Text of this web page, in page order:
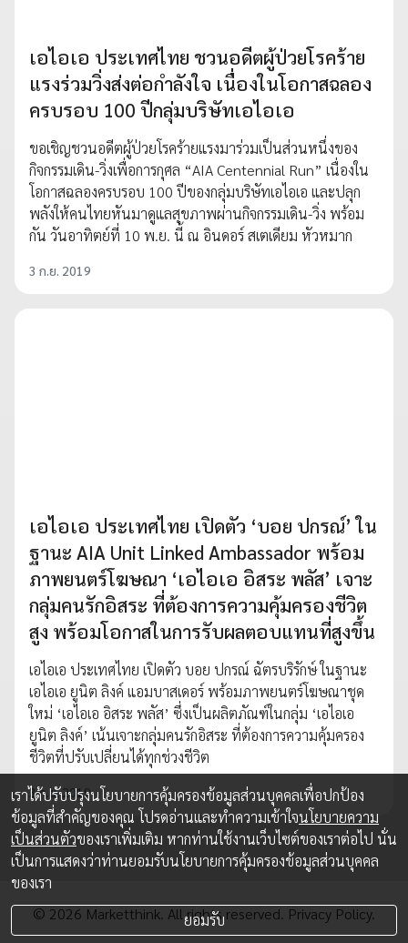
เอไอเอ ประเทศไทย ชวนอดีตผู้ป่วยโรคร้าย
แรงร่วมวิ่งส่งต่อกำลังใจ เนื่องในโอกาสฉลอง
ครบรอบ 100 ปีกลุ่มบริษัทเอไอเอ
ขอเชิญชวนอดีตผู้ป่วยโรคร้ายแรงมาร่วมเป็นส่วนหนึ่งของ
กิจกรรมเดิน-วิ่งเพื่อการกุศล “AIA Centennial Run” เนื่องใน
โอกาสฉลองครบรอบ 100 ปีของกลุ่มบริษัทเอไอเอ และปลุก
พลังให้คนไทยหันมาดูแลสุขภาพผ่านกิจกรรมเดิน-วิ่ง พร้อม
กัน วันอาทิตย์ที่ 10 พ.ย. นี้ ณ อินดอร์ สเตเดียม หัวหมาก
3 ก.ย. 2019
เอไอเอ ประเทศไทย เปิดตัว ‘บอย ปกรณ์’ ใน
ฐานะ AIA Unit Linked Ambassador พร้อม
ภาพยนตร์โฆษณา ‘เอไอเอ อิสระ พลัส’ เจาะ
กลุ่มคนรักอิสระ ที่ต้องการความคุ้มครองชีวิต
สูง พร้อมโอกาสในการรับผลตอบแทนที่สูงขึ้น
เอไอเอ ประเทศไทย เปิดตัว บอย ปกรณ์ ฉัตรบริรักษ์ ในฐานะ
เอไอเอ ยูนิต ลิงค์ แอมบาสเดอร์ พร้อมภาพยนตร์โฆษณาชุด
ใหม่ ‘เอไอเอ อิสระ พลัส’ ซึ่งเป็นผลิตภัณฑ์ในกลุ่ม ‘เอไอเอ
ยูนิต ลิงค์’ เน้นเจาะกลุ่มคนรักอิสระ ที่ต้องการความคุ้มครอง
ชีวิตที่ปรับเปลี่ยนได้ทุกช่วงชีวิต
3 ก.ย. 2019
© 2026 Marketthink. All rights reserved. Privacy Policy.
เราได้ปรับปรุงนโยบายการคุ้มครองข้อมูลส่วนบุคคลเพื่อปกป้อง
ข้อมูลที่สำคัญของคุณ โปรดอ่านและทำความเข้าใจนโยบายความ
เป็นส่วนตัวของเราเพิ่มเติม หากท่านใช้งานเว็บไซต์ของเราต่อไป นั่น
เป็นการแสดงว่าท่านยอมรับนโยบายการคุ้มครองข้อมูลส่วนบุคคล
ของเรา
ยอมรับ